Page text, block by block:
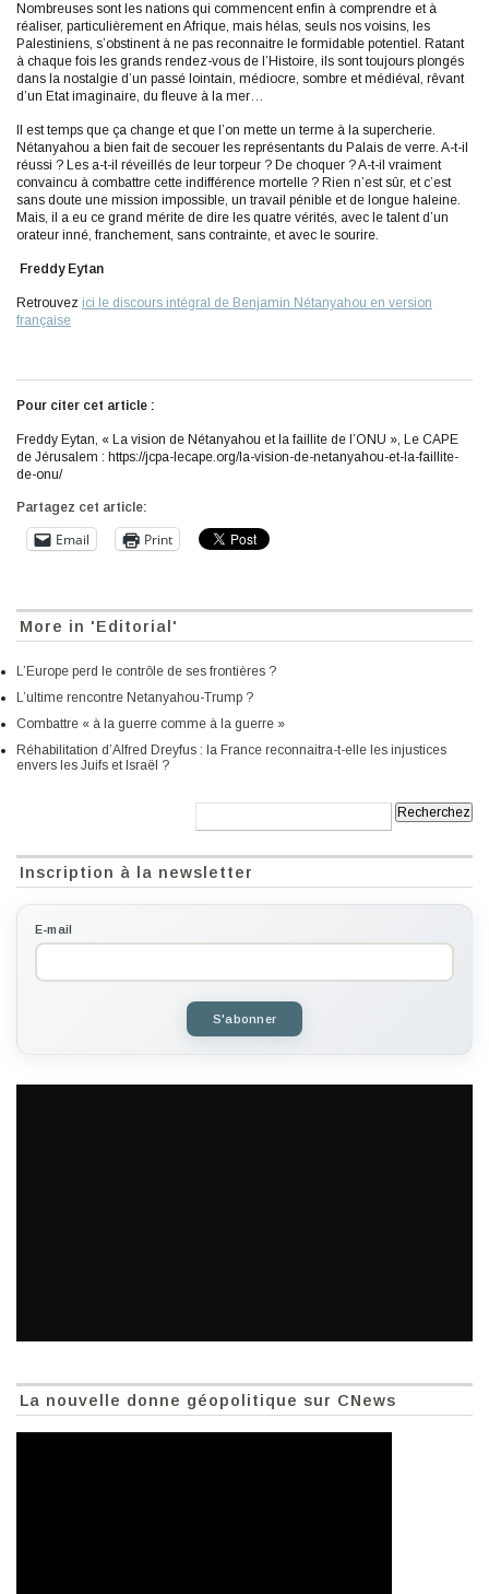
Nombreuses sont les nations qui commencent enfin à comprendre et à
réaliser, particulièrement en Afrique, mais hélas, seuls nos voisins, les
Palestiniens, s’obstinent à ne pas reconnaitre le formidable potentiel. Ratant
à chaque fois les grands rendez-vous de l’Histoire, ils sont toujours plongés
dans la nostalgie d’un passé lointain, médiocre, sombre et médiéval, rêvant
d’un Etat imaginaire, du fleuve à la mer…
Il est temps que ça change et que l’on mette un terme à la supercherie.
Nétanyahou a bien fait de secouer les représentants du Palais de verre. A-t-il
réussi ? Les a-t-il réveillés de leur torpeur ? De choquer ? A-t-il vraiment
convaincu à combattre cette indifférence mortelle ? Rien n’est sûr, et c’est
sans doute une mission impossible, un travail pénible et de longue haleine.
Mais, il a eu ce grand mérite de dire les quatre vérités, avec le talent d’un
orateur inné, franchement, sans contrainte, et avec le sourire.
Freddy Eytan
Retrouvez ici le discours intégral de Benjamin Nétanyahou en version
française
Pour citer cet article :
Freddy Eytan, « La vision de Nétanyahou et la faillite de l’ONU », Le CAPE
de Jérusalem : https://jcpa-lecape.org/la-vision-de-netanyahou-et-la-faillite-
de-onu/
Partagez cet article:
Email Print
More in 'Editorial'
L’Europe perd le contrôle de ses frontières ?
L’ultime rencontre Netanyahou-Trump ?
Combattre « à la guerre comme à la guerre »
Réhabilitation d’Alfred Dreyfus : la France reconnaitra-t-elle les injustices
envers les Juifs et Israël ?
Inscription à la newsletter
E-mail
S'abonner
La nouvelle donne géopolitique sur CNews